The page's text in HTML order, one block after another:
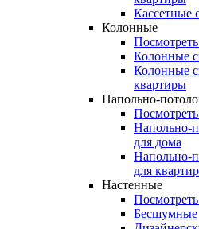
Кассетные
Колонные
Колонные
Колонные
квартиры
Напольно-
Напольно-
для дома
Напольно-
для
Настенные
Бесшумные